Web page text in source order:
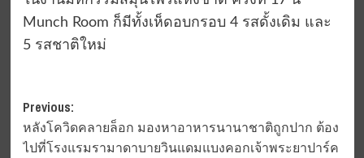
Munch Room ก็มีทั้งเห็ดอบกรอบ 4 รสดั้งเดิม และ
5 รสชาติใหม่
Post
navigation
Previous:
หลังโควิดคลายล็อก มองหาอาหารนานาชาติถูกปาก ต้อง
ไปที่โรงแรมรามาดาบายวินแดมแบงคอกเจ้าพระยาปาร์ค